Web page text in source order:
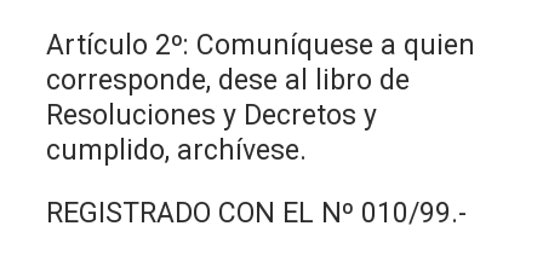
Artículo 2º: Comuníquese a quien
corresponde, dese al libro de
Resoluciones y Decretos y
cumplido, archívese.
REGISTRADO CON EL Nº 010/99.-